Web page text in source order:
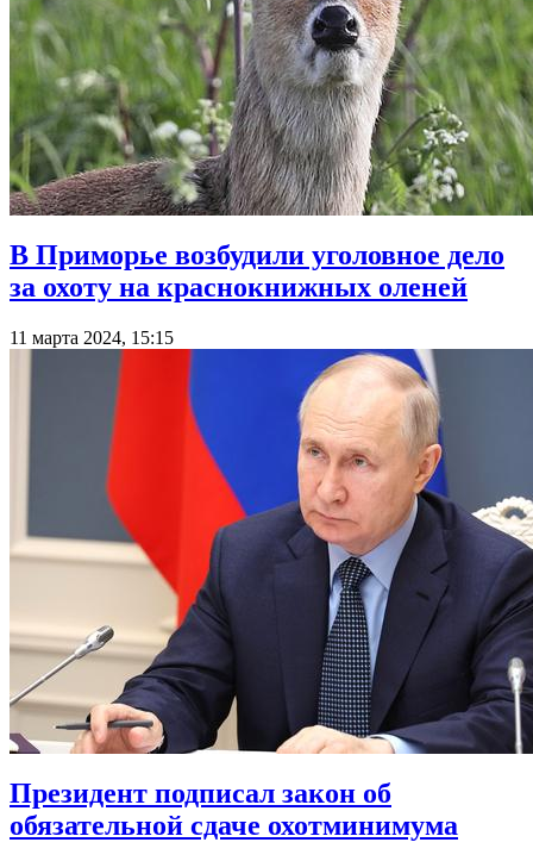
В Приморье возбудили уголовное дело
за охоту на краснокнижных оленей
11 марта 2024, 15:15
Президент подписал закон об
обязательной сдаче охотминимума